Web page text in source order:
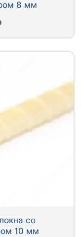
8 мм
со
10 мм